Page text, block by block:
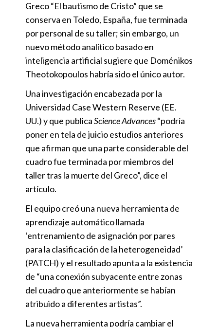
Greco “El bautismo de Cristo” que se
conserva en Toledo, España, fue terminada
por personal de su taller; sin embargo, un
nuevo método analítico basado en
inteligencia artificial sugiere que Doménikos
Theotokopoulos habría sido el único autor.
Una investigación encabezada por la
Universidad Case Western Reserve (EE.
UU.) y que publicaScience Advances“podría
poner en tela de juicio estudios anteriores
que afirman que una parte considerable del
cuadro fue terminada por miembros del
taller tras la muerte del Greco”, dice el
artículo.
El equipo creó una nueva herramienta de
aprendizaje automático llamada
‘entrenamiento de asignación por pares
para la clasificación de la heterogeneidad’
(PATCH) y el resultado apunta a la existencia
de “una conexión subyacente entre zonas
del cuadro que anteriormente se habían
atribuido a diferentes artistas”.
La nueva herramienta podría cambiar el